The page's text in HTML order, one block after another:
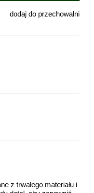
dodaj do przechowalni
z trwałego materiału i